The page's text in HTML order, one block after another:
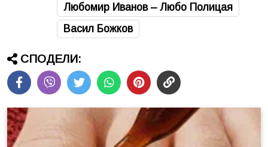
Любомир Иванов – Любо Полицая
Васил Божков
СПОДЕЛИ: